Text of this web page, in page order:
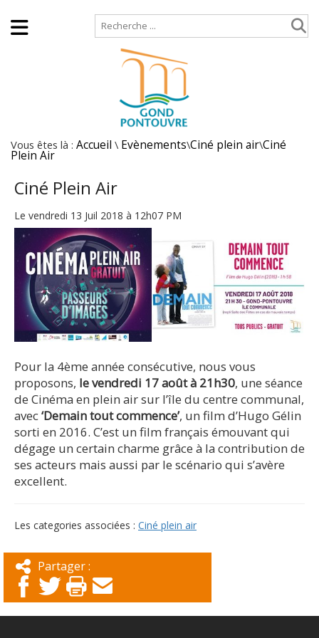
Vous êtes là : Accueil \ Evènements\Ciné plein air\Ciné
Plein Air
Ciné Plein Air
Le vendredi 13 Juil 2018 à 12h07 PM
Pour la 4ème année consécutive, nous vous
proposons, le vendredi 17 août à 21h30, une séance
de Cinéma en plein air sur l’île du centre communal,
avec‘Demain tout commence’, un film d’Hugo Gélin
sorti en 2016. C’est un film français émouvant qui
dégage un certain charme grâce à la contribution de
ses acteurs mais aussi par le scénario qui s’avère
excellent.
Les categories associées : Ciné plein air
Partager :